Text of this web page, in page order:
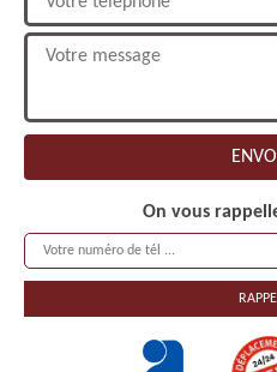
On vous